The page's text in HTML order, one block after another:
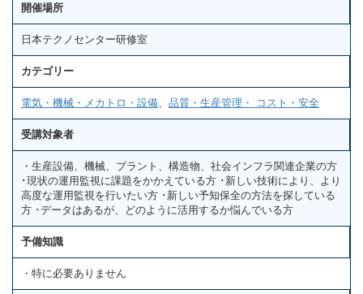
開催場所
日本テクノセンター研修室
カテゴリー
電気・機械・メカトロ・設備 品質・生産管理・ コスト・安全
受講対象者
・生産設備、機械、プラント、構造物、社会インフラ関連企業の方
･現状の運用監視に課題をかかえている方 ･新しい技術により、より
高度な運用監視を行いたい方 ･新しい予知保全の方法を探している
方 ･データはあるが、どのように活用するか悩んでいる方
予備知識
・特に必要ありません